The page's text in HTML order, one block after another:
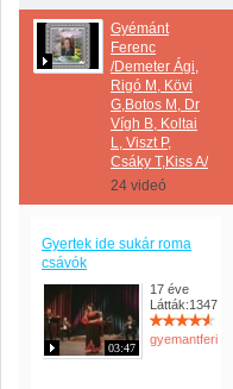
Gyémánt
Ferenc
/Demeter Ági,
Rigó M, Kövi
G,Botos M, Dr
Vígh B, Koltai
L, Viszt P,
Csáky T,Kiss A/
24 videó
Gyertek ide sukár roma
csávók
03:47
17 éve
Látták:1347
gyemantferi